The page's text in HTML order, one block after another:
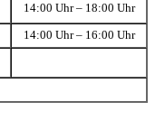
14:00 Uhr – 18:00 Uhr
14:00 Uhr – 16:00 Uhr